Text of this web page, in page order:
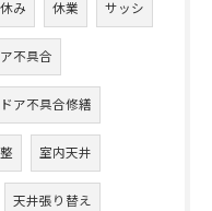
み 休業 サッシ
ア不具合
ドア不具合修繕
室内天井
天井張り替え